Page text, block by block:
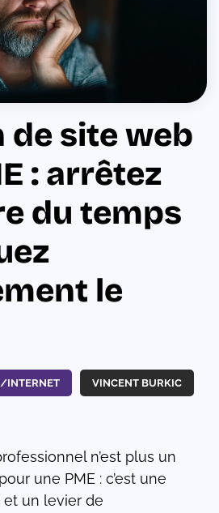
de site web
: arrêtez
du temps
le
VINCENT BURKIC
INTERNET
n’est plus un
une PME : c’est une
un levier de